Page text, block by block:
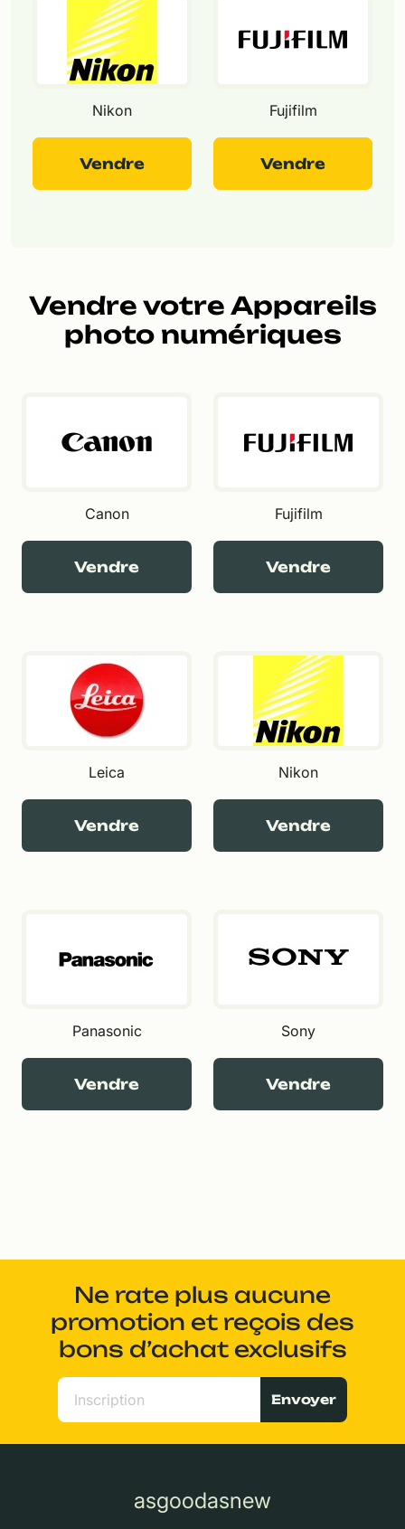
Nikon
Vendre
Fujifilm
Vendre
Vendre votre Appareils
photo numériques
Canon
Vendre
Fujifilm
Vendre
Leica
Vendre
Nikon
Vendre
Panasonic
Vendre
Sony
Vendre
Ne rate plus aucune
promotion et reçois des
bons d’achat exclusifs
Envoyer
asgoodasnew